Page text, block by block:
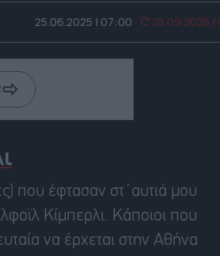
25.06.2025 | 07:00 25.09.2025 |
που έφτασαν στ΄αυτιά μου
Κίμπερλι. Κάποιοι που
να έρχεται στην Αθήνα